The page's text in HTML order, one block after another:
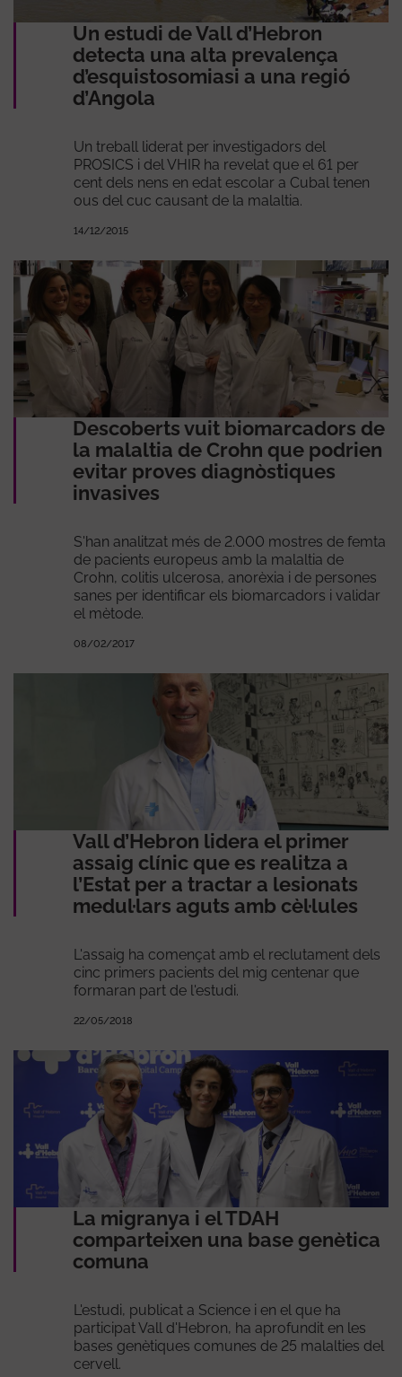
Un estudi de Vall d’Hebron
detecta una alta prevalença
d’esquistosomiasi a una regió
d’Angola
Un treball liderat per investigadors del
PROSICS i del VHIR ha revelat que el 61 per
cent dels nens en edat escolar a Cubal tenen
ous del cuc causant de la malaltia.
14/12/2015
Descoberts vuit biomarcadors de
la malaltia de Crohn que podrien
evitar proves diagnòstiques
invasives
S'han analitzat més de 2.000 mostres de femta
de pacients europeus amb la malaltia de
Crohn, colitis ulcerosa, anorèxia i de persones
sanes per identificar els biomarcadors i validar
el mètode.
08/02/2017
Vall d’Hebron lidera el primer
assaig clínic que es realitza a
l’Estat per a tractar a lesionats
medul·lars aguts amb cèl·lules
L'assaig ha començat amb el reclutament dels
cinc primers pacients del mig centenar que
formaran part de l'estudi.
22/05/2018
La migranya i el TDAH
comparteixen una base genètica
comuna
L'estudi, publicat a Science i en el que ha
participat Vall d'Hebron, ha aprofundit en les
bases genètiques comunes de 25 malalties del
cervell.